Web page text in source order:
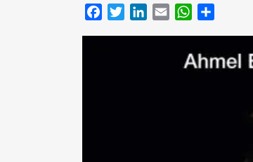
FacebookTwitterLinkedIn
Email WhatsApp